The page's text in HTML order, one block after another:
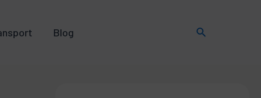
Blog Rechercher